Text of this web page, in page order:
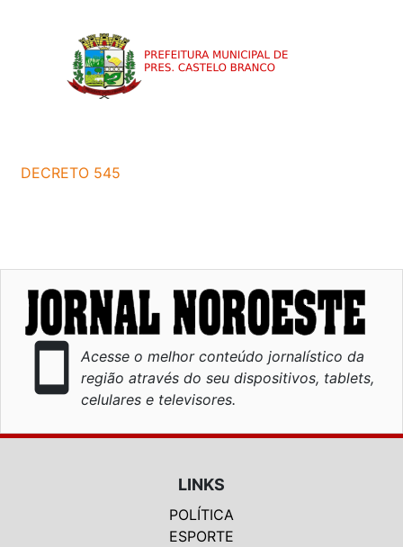
DECRETO 545
smartphone
Acesse o melhor conteúdo jornalístico da
região através do seu dispositivos, tablets,
celulares e televisores.
LINKS
POLÍTICA
ESPORTE